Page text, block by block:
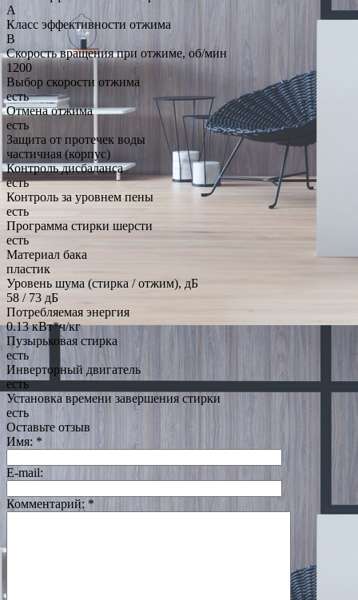
A
Класс эффективности отжима
B
Скорость вращения при отжиме, об/мин
1200
Выбор скорости отжима
есть
Отмена отжима
есть
Защита от протечек воды
частичная (корпус)
Контроль дисбаланса
есть
Контроль за уровнем пены
есть
Программа стирки шерсти
есть
Материал бака
пластик
Уровень шума (стирка / отжим), дБ
58 / 73 дБ
Потребляемая энергия
0.13 кВт*ч/кг
Пузырьковая стирка
есть
Инверторный двигатель
есть
Установка времени завершения стирки
есть
Оставьте отзыв
Имя: *
E-mail:
Комментарий: *